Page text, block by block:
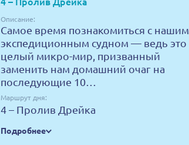
Описание:
Самое время познакомиться с нашим
экспедиционным судном — ведь это
целый микро-мир, призванный
заменить нам домашний очаг на
последующие 10…
Маршрут дня:
4 – Пролив Дрейка
Подробнее